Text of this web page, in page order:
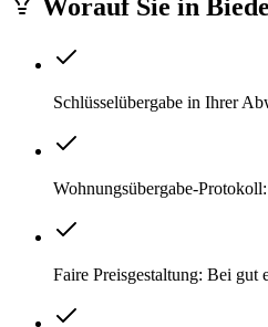
Worauf Sie in
Schlüsselübergabe in Ihrer
Wohnungsübergabe-
Faire Preisgestaltung: Bei gut